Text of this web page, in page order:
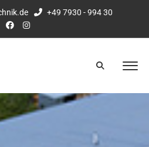
+49 7930 - 994 30